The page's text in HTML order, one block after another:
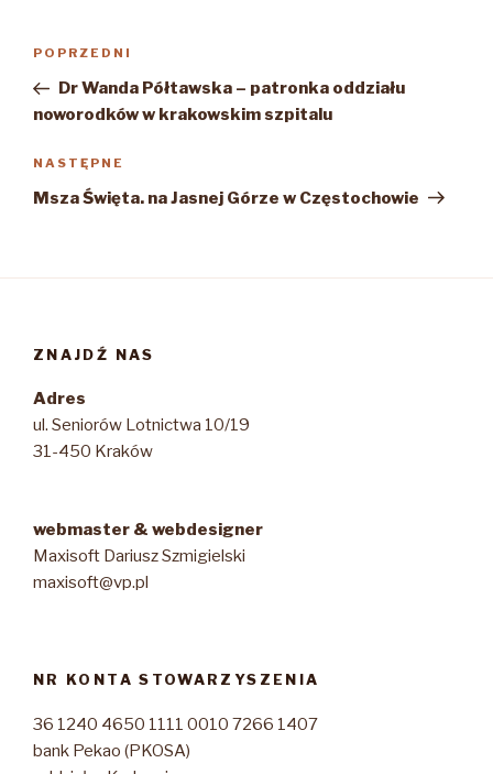
Poprzedni
wpis
POPRZEDNI
Dr Wanda Półtawska – patronka oddziału
noworodków w krakowskim szpitalu
Następny
wpis
NASTĘPNE
Msza Święta. na Jasnej Górze w Częstochowie
ZNAJDŹ NAS
Adres
ul. Seniorów Lotnictwa 10/19
31-450 Kraków
webmaster & webdesigner
Maxisoft Dariusz Szmigielski
maxisoft@vp.pl
NR KONTA STOWARZYSZENIA
36 1240 4650 1111 0010 7266 1407
bank Pekao (PKOSA)